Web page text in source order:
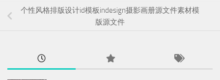
个性风格排版设计id模板indesign摄影画册源文件素材模
版源文件